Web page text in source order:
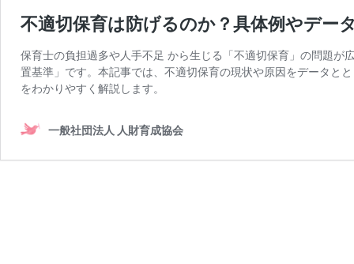
不適切保育は防げるのか？具体例やデー
保育士の負担過多や人手不足 から生じる「不適切保育」の問題
置基準」です。本記事では、不適切保育の現状や原因をデータと
をわかりやすく解説します。
一般社団法人 人財育成協会